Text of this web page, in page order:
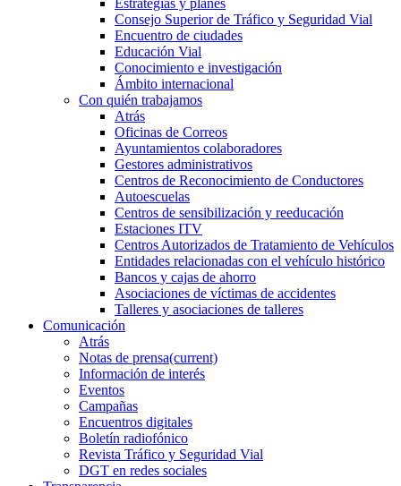
Estrategias y planes
Consejo Superior de Tráfico y Seguridad Vial
Encuentro de ciudades
Educación Vial
Conocimiento e investigación
Ámbito internacional
Con quién trabajamos
Atrás
Oficinas de Correos
Ayuntamientos colaboradores
Gestores administrativos
Centros de Reconocimiento de Conductores
Autoescuelas
Centros de sensibilización y reeducación
Estaciones ITV
Centros Autorizados de Tratamiento de Vehículos
Entidades relacionadas con el vehículo histórico
Bancos y cajas de ahorro
Asociaciones de víctimas de accidentes
Talleres y asociaciones de talleres
Comunicación
Atrás
Notas de prensa(current)
Información de interés
Eventos
Campañas
Encuentros digitales
Boletín radiofónico
Revista Tráfico y Seguridad Vial
DGT en redes sociales